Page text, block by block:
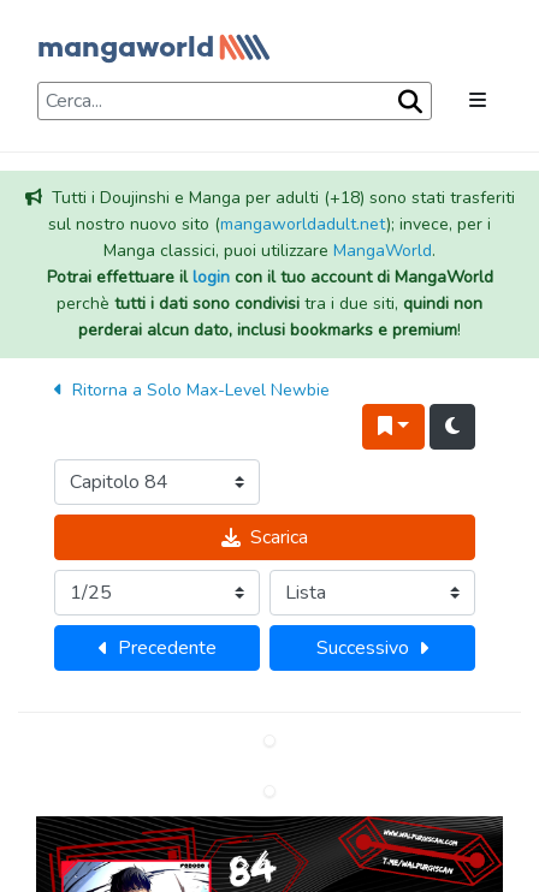
Tutti i Doujinshi e Manga per adulti (+18) sono stati trasferiti
sul nostro nuovo sito (mangaworldadult.net); invece, per i
Manga classici, puoi utilizzare MangaWorld.
Potrai effettuare illogincon il tuo account di MangaWorld
perchè tutti i dati sono condivisi tra i due siti, quindi non
perderai alcun dato, inclusi bookmarks e premium!
Ritorna a Solo Max-Level Newbie
Scarica
Precedente Successivo